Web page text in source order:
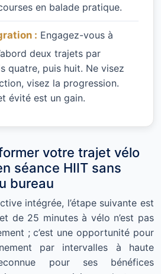
en balade pratique.
: Engagez-vous à
deux trajets par
quatre, puis huit. Ne visez
visez la progression.
évité est un gain.
votre trajet vélo
séance HIIT sans
bureau
intégrée, l’étape suivante est
de 25 minutes à vélo n’est pas
; c’est une opportunité pour
par intervalles à haute
pour ses bénéfices